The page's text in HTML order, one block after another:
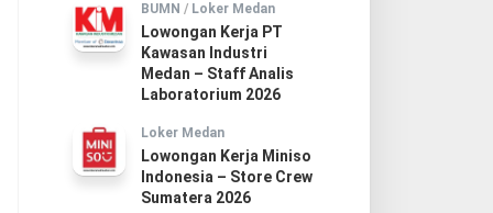
BUMN / Loker Medan
Lowongan Kerja PT
Kawasan Industri
Medan – Staff Analis
Laboratorium 2026
Loker Medan
Lowongan Kerja Miniso
Indonesia – Store Crew
Sumatera 2026